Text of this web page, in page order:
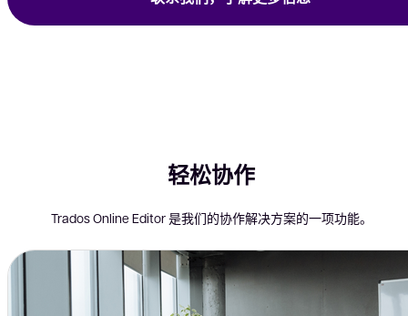
轻松协作
Trados Online Editor 是我们的协作解决方案的一项功能。